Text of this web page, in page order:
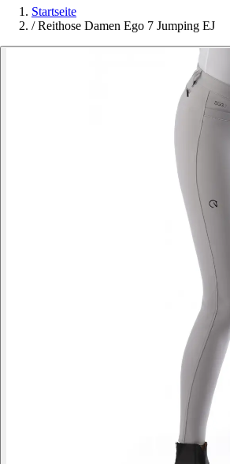
Startseite
/ Reithose Damen Ego 7 Jumping EJ